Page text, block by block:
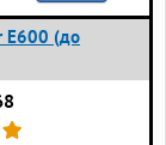
Е600 (до